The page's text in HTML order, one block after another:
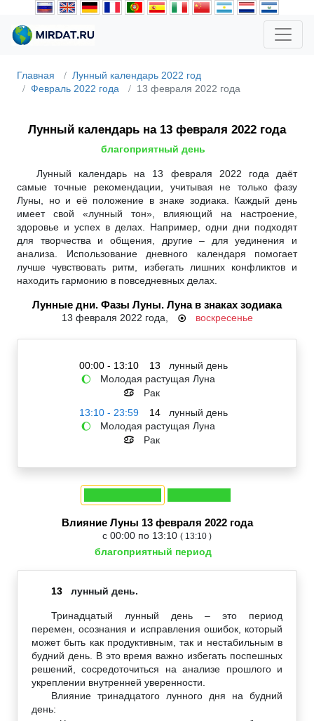
Главная
Лунный календарь 2022 год
Февраль 2022 года
13 февраля 2022 года
Лунный календарь на 13 февраля 2022 года
благоприятный день
Лунный календарь на 13 февраля 2022 года даёт
самые точные рекомендации, учитывая не только фазу
Луны, но и её положение в знаке зодиака. Каждый день
имеет свой «лунный тон», влияющий на настроение,
здоровье и успех в делах. Например, одни дни подходят
для творчества и общения, другие – для уединения и
анализа. Использование дневного календаря помогает
лучше чувствовать ритм, избегать лишних конфликтов и
находить гармонию в повседневных делах.
Лунные дни. Фазы Луны. Луна в знаках зодиака
13 февраля 2022 года, ☉ воскресенье
00:00 - 13:10 13 лунный день
🌔 Молодая растущая Луна
♋
Рак
13:10 - 23:59
14 лунный день
🌔 Молодая растущая Луна
♋ Рак
Влияние Луны 13 февраля 2022 года
с 00:00 по 13:10 ( 13:10 )
благоприятный период
13 лунный день.
Тринадцатый лунный день – это период
перемен, осознания и исправления ошибок, который
может быть как продуктивным, так и нестабильным в
будний день. В это время важно избегать поспешных
решений, сосредоточиться на анализе прошлого и
укреплении внутренней уверенности.
Влияние тринадцатого лунного дня на будний
день: